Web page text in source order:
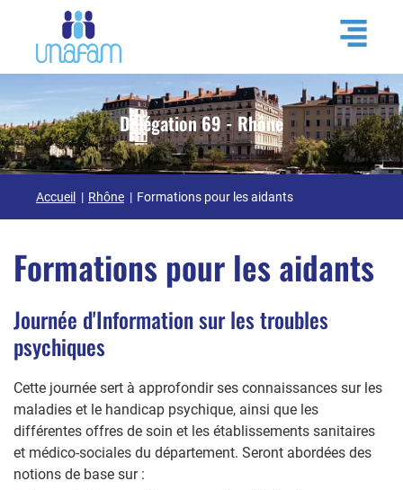
Délégation 69 - Rhône
Accueil Rhône Formations pour les aidants
Formations pour les aidants
Journée d'Information sur les troubles
psychiques
Cette journée sert à approfondir ses connaissances sur les
maladies et le handicap psychique, ainsi que les
différentes offres de soin et les établissements sanitaires
et médico-sociales du département. Seront abordées des
notions de base sur :